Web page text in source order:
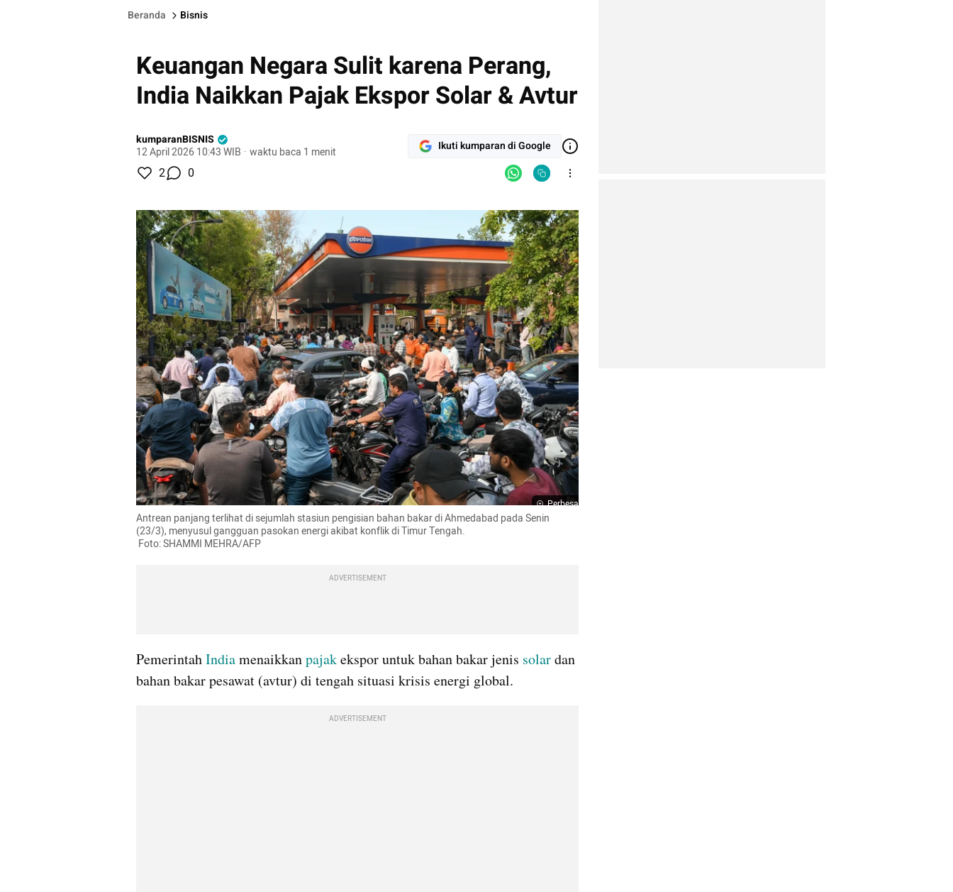
Beranda Bisnis
Keuangan Negara Sulit karena Perang,
India Naikkan Pajak Ekspor Solar & Avtur
kumparanBISNIS
12 April 2026 10:43 WIB · waktu baca 1 menit Ikuti kumparan di Google
2 0
Perbesar
Antrean panjang terlihat di sejumlah stasiun pengisian bahan bakar di Ahmedabad pada Senin
(23/3), menyusul gangguan pasokan energi akibat konflik di Timur Tengah.
Foto: SHAMMI MEHRA/AFP
ADVERTISEMENT
Pemerintah India menaikkan pajak ekspor untuk bahan bakar jenis solar dan
bahan bakar pesawat (avtur) di tengah situasi krisis energi global.
ADVERTISEMENT